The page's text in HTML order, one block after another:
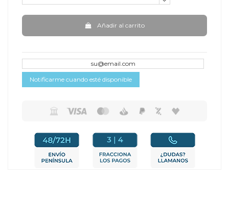
Añadir al carrito
Notificarme cuando esté disponible